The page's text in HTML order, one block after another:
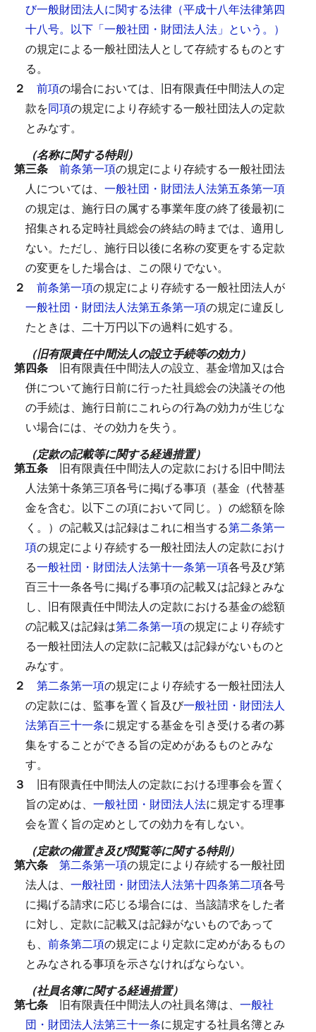
び一般財団法人に関する法律（平成十八年法律第四
十八号。以下「一般社団・財団法人法」という。）
の規定による一般社団法人として存続するものとす
る。
２ 前項の場合においては、旧有限責任中間法人の定
款を同項の規定により存続する一般社団法人の定款
とみなす。
（名称に関する特則）
第三条 前条第一項の規定により存続する一般社団法
人については、 一般社団・財団法人法第五条第一項
の規定は、施行日の属する事業年度の終了後最初に
招集される定時社員総会の終結の時までは、適用し
ない。 ただし、施行日以後に名称の変更をする定款
の変更をした場合は、この限りでない。
２ 前条第一項の規定により存続する一般社団法人が
一般社団・財団法人法第五条第一項の規定に違反し
たときは、二十万円以下の過料に処する。
（旧有限責任中間法人の設立手続等の効力）
第四条 旧有限責任中間法人の設立、基金増加又は合
併について施行日前に行った社員総会の決議その他
の手続は、施行日前にこれらの行為の効力が生じな
い場合には、その効力を失う。
（定款の記載等に関する経過措置）
第五条 旧有限責任中間法人の定款における旧中間法
人法第十条第三項各号に掲げる事項（基金（代替基
金を含む。以下この項において同じ。）の総額を除
く。）の記載又は記録はこれに相当する第二条第一
項の規定により存続する一般社団法人の定款におけ
る一般社団・財団法人法第十一条第一項各号及び第
百三十一条各号に掲げる事項の記載又は記録とみな
し、旧有限責任中間法人の定款における基金の総額
の記載又は記録は第二条第一項の規定により存続す
る一般社団法人の定款に記載又は記録がないものと
みなす。
２ 第二条第一項の規定により存続する一般社団法人
の定款には、監事を置く旨及び一般社団・財団法人
法第百三十一条に規定する基金を引き受ける者の募
集をすることができる旨の定めがあるものとみな
す。
３ 旧有限責任中間法人の定款における理事会を置く
旨の定めは、 一般社団・財団法人法に規定する理事
会を置く旨の定めとしての効力を有しない。
（定款の備置き及び閲覧等に関する特則）
第六条 第二条第一項の規定により存続する一般社団
法人は、 一般社団・財団法人法第十四条第二項各号
に掲げる請求に応じる場合には、当該請求をした者
に対し、定款に記載又は記録がないものであって
も、 前条第二項の規定により定款に定めがあるもの
とみなされる事項を示さなければならない。
（社員名簿に関する経過措置）
第七条 旧有限責任中間法人の社員名簿は、 一般社
団・財団法人法第三十一条に規定する社員名簿とみ